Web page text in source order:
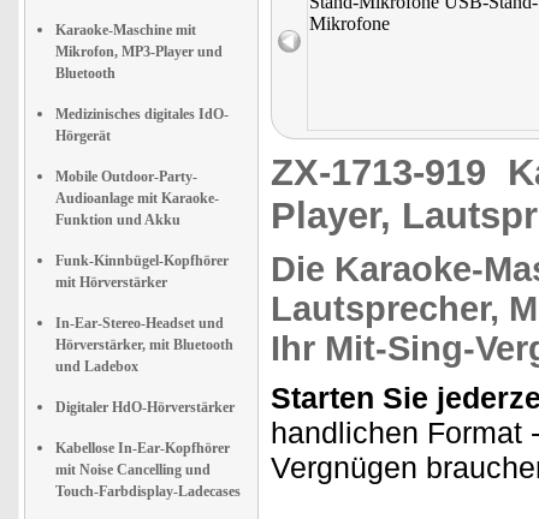
Karaoke-Maschine mit
Mikrofon, MP3-Player und
Bluetooth
Medizinisches digitales IdO-
Hörgerät
Mobile Outdoor-Party-
Audioanlage mit Karaoke-
Funktion und Akku
Funk-Kinnbügel-Kopfhörer
mit Hörverstärker
In-Ear-Stereo-Headset und
Hörverstärker, mit Bluetooth
und Ladebox
Digitaler HdO-Hörverstärker
Kabellose In-Ear-Kopfhörer
mit Noise Cancelling und
Touch-Farbdisplay-Ladecases
ZX-1713-919
Player,
Die Karaoke-
Lautsprecher,
Ihr Mit-Sing-
Starten Sie
handlichen Format
Vergnügen